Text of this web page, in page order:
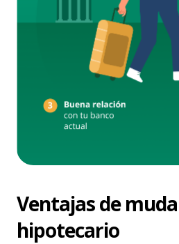
Ventajas de
hipotecario